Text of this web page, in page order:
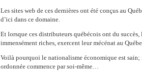
Les sites web de ces dernières ont été conçus au
d’ici dans ce domaine.
Et lorsque ces distributeurs québécois ont du succès,
immensément riches, exercent leur mécénat au
Voilà pourquoi le nationalisme économique est
ordonnée commence par soi-même…